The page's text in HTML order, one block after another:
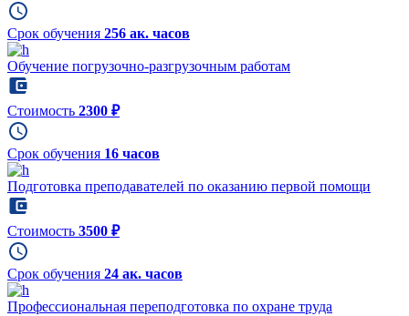
Срок обучения 256 ак. часов
Обучение погрузочно-разгрузочным работам
Стоимость 2300 ₽
Срок обучения 16 часов
Подготовка преподавателей по оказанию первой помощи
Стоимость 3500 ₽
Срок обучения 24 ак. часов
Профессиональная переподготовка по охране труда